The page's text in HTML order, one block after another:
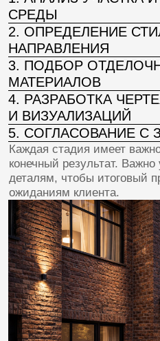
нюансы с исполнителем перед
договора.
Рассчитать
[как заказать]
КАК ЗАКАЗАТЬ
ПРОЕКТФАСАДА
ДОМА В МОСКВЕ
Подход к созданию оригинального
дизайна фасада одноэтажного
комплексным и продуманным.
подобранные материалы,